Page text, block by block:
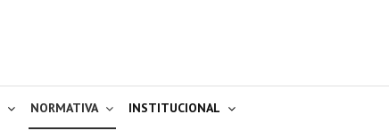
NORMATIVA INSTITUCIONAL